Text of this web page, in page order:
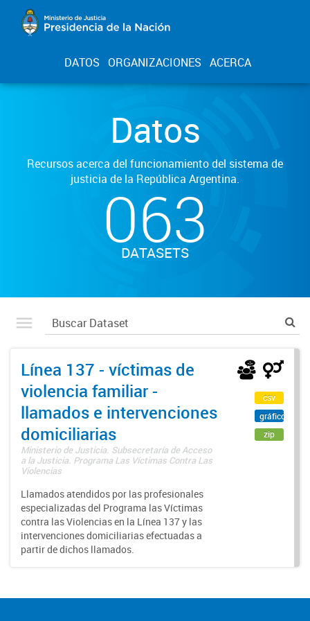
DATOS ORGANIZACIONES ACERCA
Datos
Recursos acerca del funcionamiento del sistema de
justicia de la República Argentina.
063
DATASETS
Línea 137 - víctimas de
violencia familiar -
llamados e intervenciones
domiciliarias
Ministerio de Justicia. Subsecretaría de Acceso
a la Justicia. Programa Las Víctimas Contra Las
Violencias
Llamados atendidos por las profesionales
especializadas del Programa las Víctimas
contra las Violencias en la Línea 137 y las
intervenciones domiciliarias efectuadas a
partir de dichos llamados.
csv
gráfico
zip